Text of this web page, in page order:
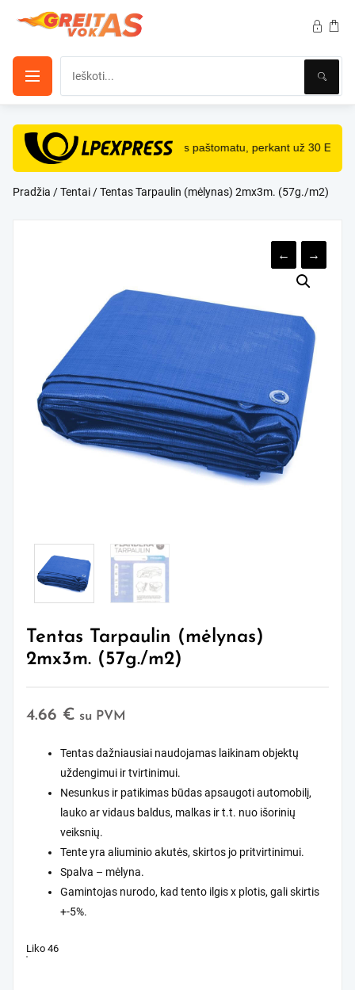
prie
NEMOKAMASpristatymas paštomatu, perkant už 30 Eur
Pradžia /Tentai/ Tentas Tarpaulin (mėlynas) 2mx3m. (57g./m2)
← →
Tentas Tarpaulin (mėlynas)
2mx3m. (57g./m2)
4.66 € su PVM
Tentas dažniausiai naudojamas laikinam objektų
uždengimui ir tvirtinimui.
Nesunkus ir patikimas būdas apsaugoti automobilį,
lauko ar vidaus baldus, malkas ir t.t. nuo išorinių
veiksnių.
Tente yra aliuminio akutės, skirtos jo pritvirtinimui.
Spalva – mėlyna.
Gamintojas nurodo, kad tento ilgis x plotis, gali skirtis
+-5%.
Liko 46